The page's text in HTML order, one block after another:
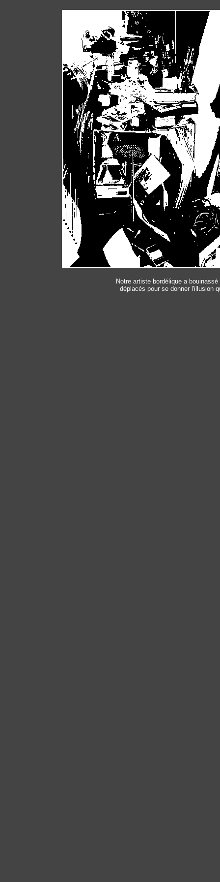
Notre artiste bordélique a
déplacés pour se donner l'illusion